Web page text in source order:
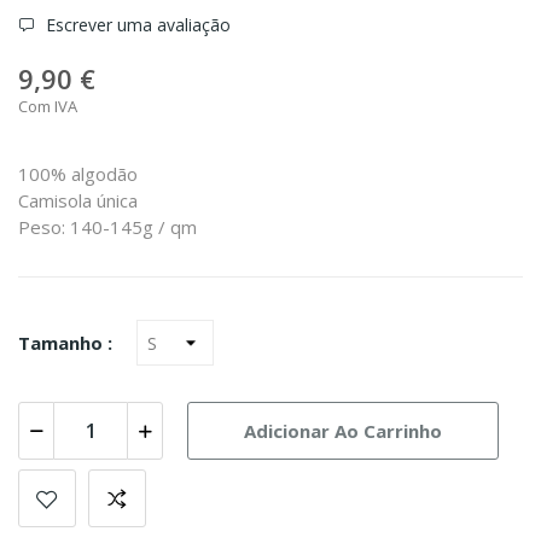
Escrever uma avaliação
9,90 €
Com IVA
100% algodão
Camisola única
Peso: 140-145g / qm
Tamanho :
Adicionar Ao Carrinho